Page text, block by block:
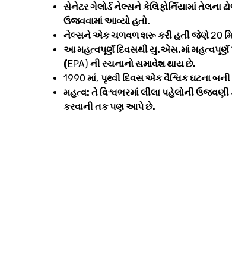
સેનેટર ગેલોર્ડ નેલ્સને કેલિફોર્નિયામાં તેલના
ઉજવવામાં આવ્યો હતો.
નેલ્સને એક ચળવળ શરૂ કરી હતી જેણે 20
આ મહત્વપૂર્ણ દિવસથી યુ.એસ.માં મહત્વપૂર્ણ
(EPA) ની રચનાનો સમાવેશ થાય છે.
1990 માં, પૃથ્વી દિવસ એક વૈશ્વિક ઘટના
મહત્વ: તે વિશ્વભરમાં લીલા પહેલોની
કરવાની તક પણ આપે છે.